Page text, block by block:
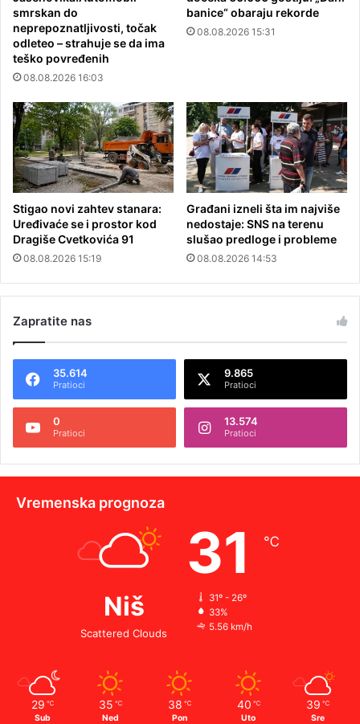
smrskan do
neprepoznatljivosti, točak
odleteo – strahuje se da ima
teško povređenih
08.08.2026 16:03
banice“ obaraju rekorde
08.08.2026 15:31
Stigao novi zahtev stanara:
Uređivaće se i prostor kod
Dragiše Cvetkovića 91
08.08.2026 15:19
Građani izneli šta im najviše
nedostaje: SNS na terenu
slušao predloge i probleme
08.08.2026 14:53
Zapratite nas
35.614
Pratioci
9.865
Pratioci
0
Pratioci
13.574
Pratioci
Vremenska prognoza
Niš
Scattered Clouds
31 ℃
31º - 26º
33%
5.56 km/h
29 ℃
Sub
35 ℃
Ned
38 ℃
Pon
40 ℃
Uto
39 ℃
Sre